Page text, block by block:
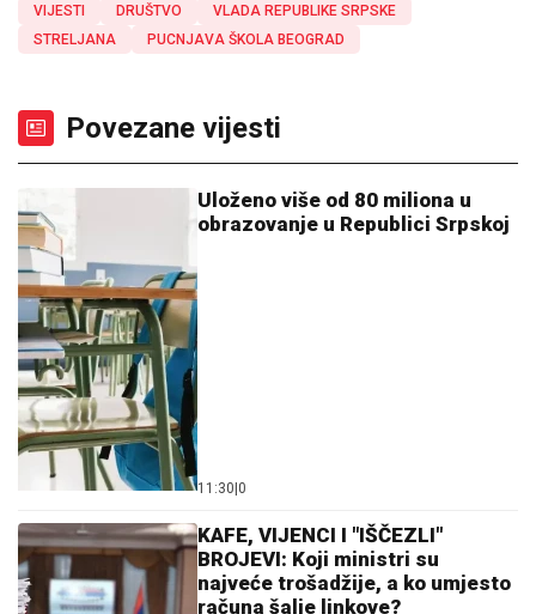
VIJESTI DRUŠTVO
VLADA REPUBLIKE SRPSKE
STRELJANA
PUCNJAVA ŠKOLA BEOGRAD
Povezane vijesti
Uloženo više od 80 miliona u
obrazovanje u Republici Srpskoj
11:30 0
KAFE, VIJENCI I "IŠČEZLI"
BROJEVI: Koji ministri su
najveće trošadžije, a ko umjesto
računa šalje linkove?